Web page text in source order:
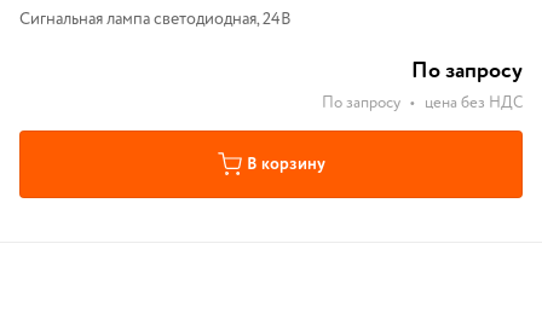
Сигнальная лампа светодиодная, 24В
По запросу
По запросу • цена без НДС
В корзину